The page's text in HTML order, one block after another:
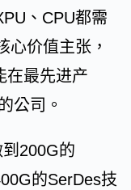
、CPU都需
心价值主张，
在最先进产
公司。
200G的
的SerDes技